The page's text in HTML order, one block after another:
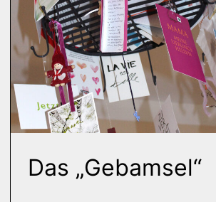
Das „Gebamsel“